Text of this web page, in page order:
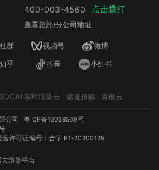
400-003-4560 点击拨打
查看总部/分公司地址
社群 视频号
微博
知乎 抖音 小红书
3DCAT实时渲染云 镭速传输 青椒云
公司
粤ICP备12028569号
许可证编号：合字 B1-20200125
云渲染平台